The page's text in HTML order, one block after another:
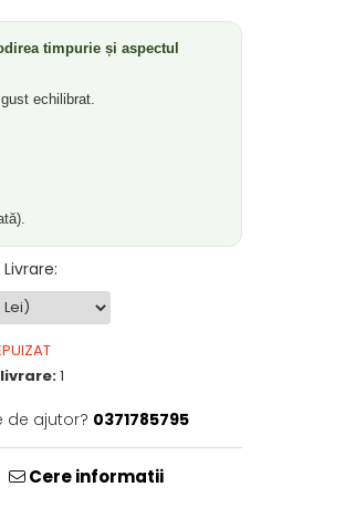
timpurie și aspectul
echilibrat.
:
1
de ajutor? 0371785795
Cere informatii